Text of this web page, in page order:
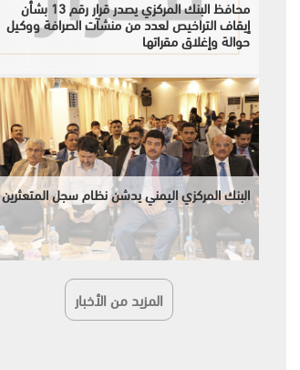
محافظ البنك المركزي يصدر قرار رقم 13 بشأن
إيقاف التراخيص لعدد من منشآت الصرافة ووكيل
حوالة وإغلاق مقراتها
البنك المركزي اليمني يدشن نظام سجل المتعثرين
المزيد من الأخبار